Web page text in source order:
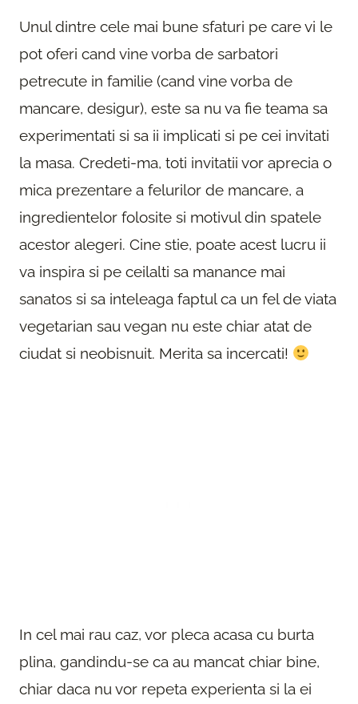
Unul dintre cele mai bune sfaturi pe care vi le
pot oferi cand vine vorba de sarbatori
petrecute in familie (cand vine vorba de
mancare, desigur), este sa nu va fie teama sa
experimentati si sa ii implicati si pe cei invitati
la masa. Credeti-ma, toti invitatii vor aprecia o
mica prezentare a felurilor de mancare, a
ingredientelor folosite si motivul din spatele
acestor alegeri. Cine stie, poate acest lucru ii
va inspira si pe ceilalti sa manance mai
sanatos si sa inteleaga faptul ca un fel de viata
vegetarian sau vegan nu este chiar atat de
ciudat si neobisnuit. Merita sa incercati!
In cel mai rau caz, vor pleca acasa cu burta
plina, gandindu-se ca au mancat chiar bine,
chiar daca nu vor repeta experienta si la ei